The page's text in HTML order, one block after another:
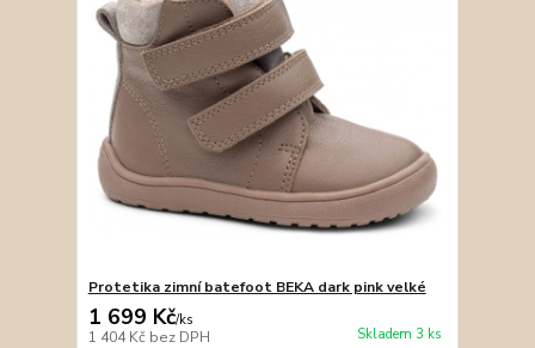
Protetika zimní batefoot BEKA dark pink velké
1 699 Kč/ks
1 404 Kč bez DPH Skladem 3 ks